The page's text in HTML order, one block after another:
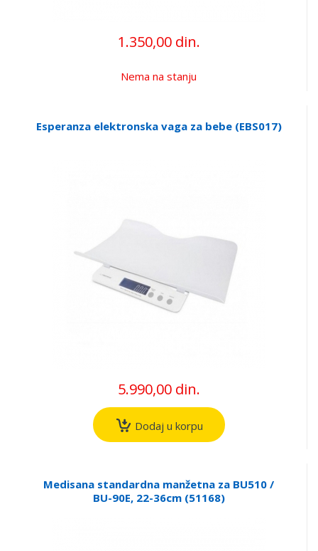
1.350,00 din.
Nema na stanju
Esperanza elektronska vaga za bebe (EBS017)
5.990,00 din.
Dodaj u korpu
Medisana standardna manžetna za BU510 /
BU-90E, 22-36cm (51168)